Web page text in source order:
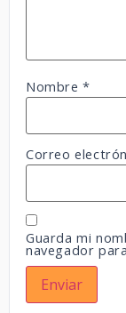
Nombre*
Correo
Guarda mi
navegador